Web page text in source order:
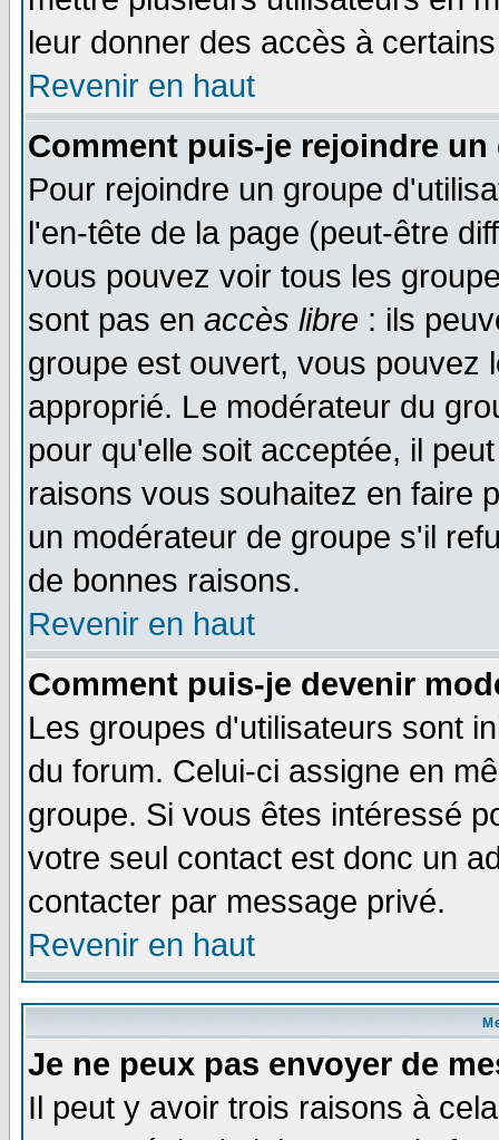
leur donner des accès à
Revenir en haut
Comment puis-je rejoindre
Pour rejoindre un groupe
l'en-tête de la page (peut-être
vous pouvez voir tous les
sont pas en accès libre : ils
groupe est ouvert, vous pouvez
approprié. Le modérateur du
pour qu'elle soit acceptée, il
raisons vous souhaitez en faire
un modérateur de groupe s'il
de bonnes raisons.
Revenir en haut
Comment puis-je devenir
Les groupes d'utilisateurs sont
du forum. Celui-ci assigne en
groupe. Si vous êtes intéressé
votre seul contact est donc un
contacter par message privé.
Revenir en haut
Je ne peux pas envoyer de
Il peut y avoir trois raisons à